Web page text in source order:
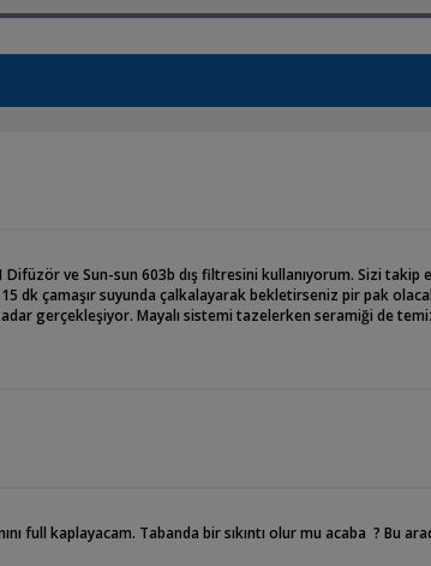
ve Sun-sun 603b dış filtresini kullanıyorum. Sizi takip
dk çamaşır suyunda çalkalayarak bekletirseniz pir pak
gerçekleşiyor. Mayalı sistemi tazelerken seramiği de
full kaplayacam. Tabanda bir sıkıntı olur mu acaba ? Bu